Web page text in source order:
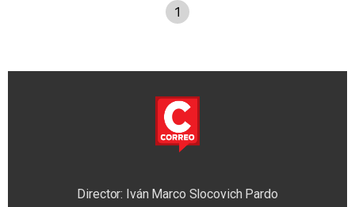
1
Director: Iván Marco Slocovich Pardo